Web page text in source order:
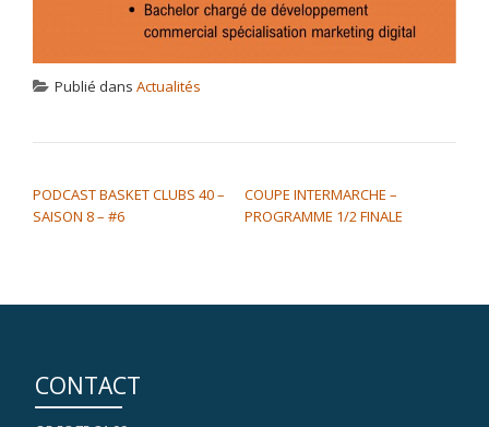
Publié dans Actualités
PODCAST BASKET CLUBS 40 –
SAISON 8 – #6
COUPE INTERMARCHE –
PROGRAMME 1/2 FINALE
CONTACT